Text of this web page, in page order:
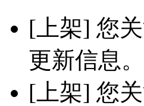
[上架] 您
更新信息。
[上架] 您